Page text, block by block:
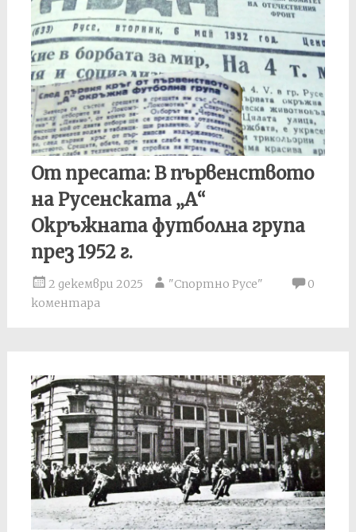
От пресата: В първенството
на Русенската „А“
Окръжната футболна група
през 1952 г.
2 декември 2025 "Спортно Русе"
0
коментара